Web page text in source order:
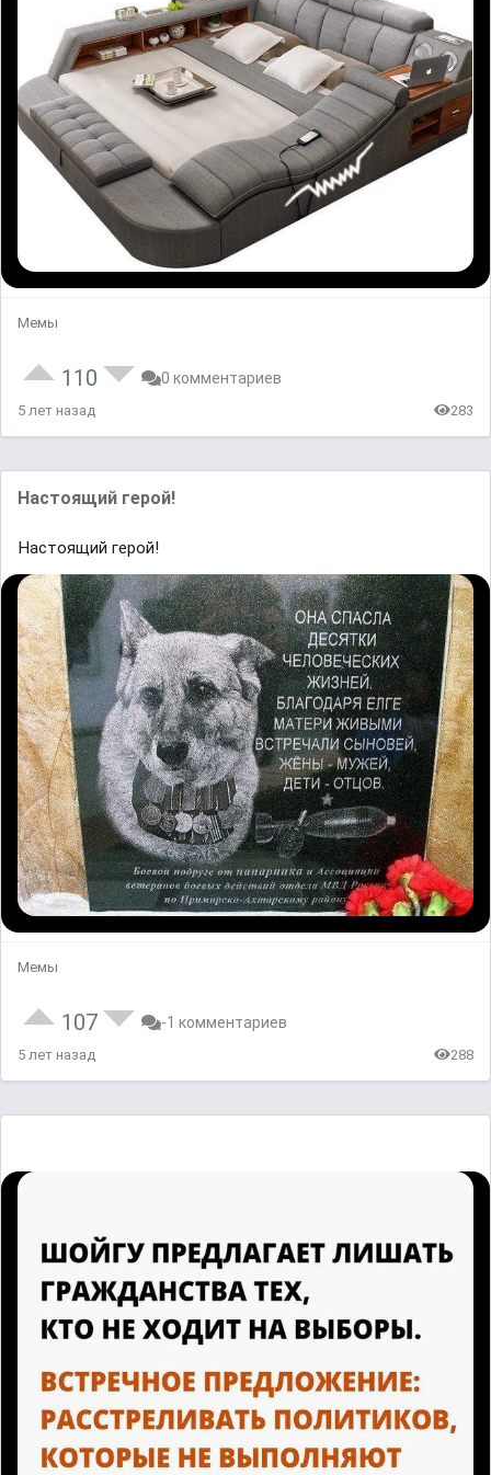
Мемы
110 0 комментариев
5 лет назад 283
Настоящий герой!
Настоящий герой!
Мемы
107 -1 комментариев
5 лет назад 288